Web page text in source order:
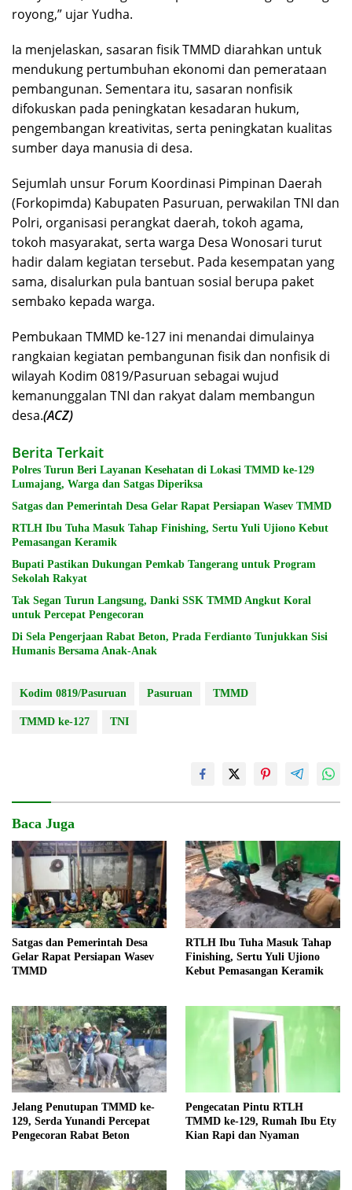
royong,” ujar Yudha.
Ia menjelaskan, sasaran fisik TMMD diarahkan untuk
mendukung pertumbuhan ekonomi dan pemerataan
pembangunan. Sementara itu, sasaran nonfisik
difokuskan pada peningkatan kesadaran hukum,
pengembangan kreativitas, serta peningkatan kualitas
sumber daya manusia di desa.
Sejumlah unsur Forum Koordinasi Pimpinan Daerah
(Forkopimda) Kabupaten Pasuruan, perwakilan TNI dan
Polri, organisasi perangkat daerah, tokoh agama,
tokoh masyarakat, serta warga Desa Wonosari turut
hadir dalam kegiatan tersebut. Pada kesempatan yang
sama, disalurkan pula bantuan sosial berupa paket
sembako kepada warga.
Pembukaan TMMD ke-127 ini menandai dimulainya
rangkaian kegiatan pembangunan fisik dan nonfisik di
wilayah Kodim 0819/Pasuruan sebagai wujud
kemanunggalan TNI dan rakyat dalam membangun
desa.(ACZ)
Berita Terkait
Polres Turun Beri Layanan Kesehatan di Lokasi TMMD ke-129
Lumajang, Warga dan Satgas Diperiksa
Satgas dan Pemerintah Desa Gelar Rapat Persiapan Wasev TMMD
RTLH Ibu Tuha Masuk Tahap Finishing, Sertu Yuli Ujiono Kebut
Pemasangan Keramik
Bupati Pastikan Dukungan Pemkab Tangerang untuk Program
Sekolah Rakyat
Tak Segan Turun Langsung, Danki SSK TMMD Angkut Koral
untuk Percepat Pengecoran
Di Sela Pengerjaan Rabat Beton, Prada Ferdianto Tunjukkan Sisi
Humanis Bersama Anak-Anak
Kodim 0819/Pasuruan Pasuruan TMMD
TMMD ke-127 TNI
Baca Juga
Satgas dan Pemerintah Desa
Gelar Rapat Persiapan Wasev
TMMD
RTLH Ibu Tuha Masuk Tahap
Finishing, Sertu Yuli Ujiono
Kebut Pemasangan Keramik
Jelang Penutupan TMMD ke-
129, Serda Yunandi Percepat
Pengecoran Rabat Beton
Pengecatan Pintu RTLH
TMMD ke-129, Rumah Ibu Ety
Kian Rapi dan Nyaman